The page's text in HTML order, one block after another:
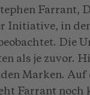
Farrant,
Initiative, in
Die
als je zuvor.
Marken.
Farrant noch